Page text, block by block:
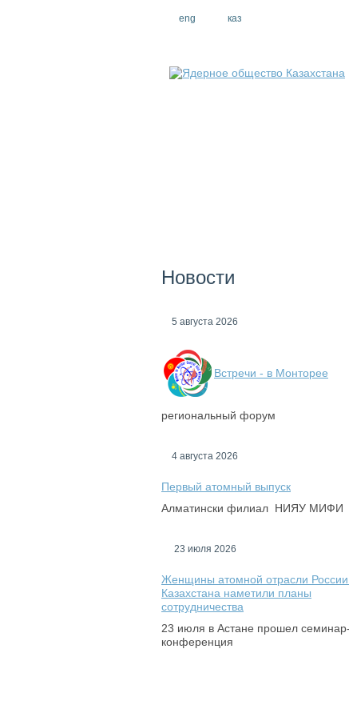
eng каз
Новости
5 августа 2026
Встречи - в Монторее
региональный форум
4 августа 2026
Первый атомный выпуск
Алматински филиал НИЯУ МИФИ
23 июля 2026
Женщины атомной отрасли
Казахстана наметили планы
сотрудничества
23 июля в Астане прошел семинар-
конференция